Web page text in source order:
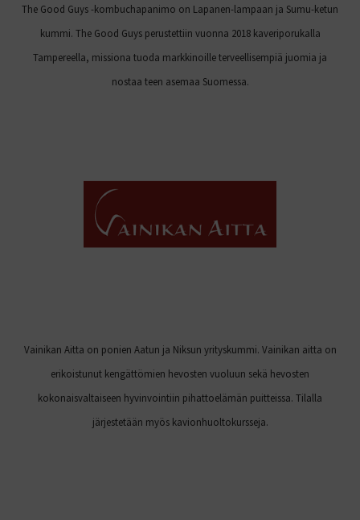
The Good Guys -kombuchapanimo on Lapanen-lampaan ja Sumu-ketun
kummi. The Good Guys perustettiin vuonna 2018 kaveriporukalla
Tampereella, missiona tuoda markkinoille terveellisempiä juomia ja
nostaa teen asemaa Suomessa.
Vainikan Aitta on ponien Aatun ja Niksun yrityskummi. Vainikan aitta on
erikoistunut kengättömien hevosten vuoluun sekä hevosten
kokonaisvaltaiseen hyvinvointiin pihattoelämän puitteissa. Tilalla
järjestetään myös kavionhuoltokursseja.